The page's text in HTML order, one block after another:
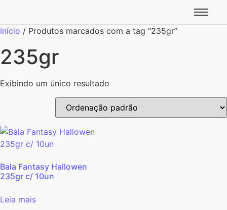
Início / Produtos marcados com a tag “235gr”
235gr
Exibindo um único resultado
Bala Fantasy Hallowen
235gr c/ 10un
Leia mais